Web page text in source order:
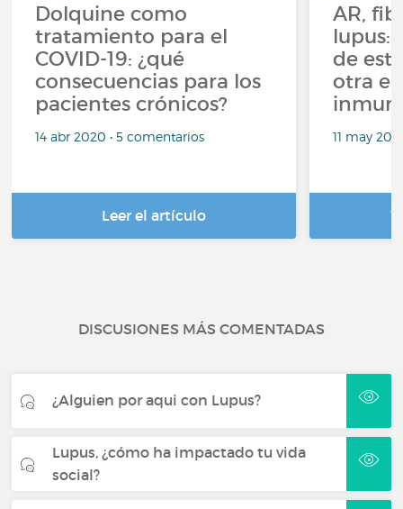
Dolquine como
tratamiento para el
COVID-19: ¿qué
consecuencias para los
pacientes crónicos?
14 abr 2020 • 5 comentarios
Leer el artículo
AR,
lupus:
de
otra
11 may
DISCUSIONES MÁS COMENTADAS
¿Alguien por aqui con Lupus?
Lupus, ¿cómo ha impactado tu vida
social?